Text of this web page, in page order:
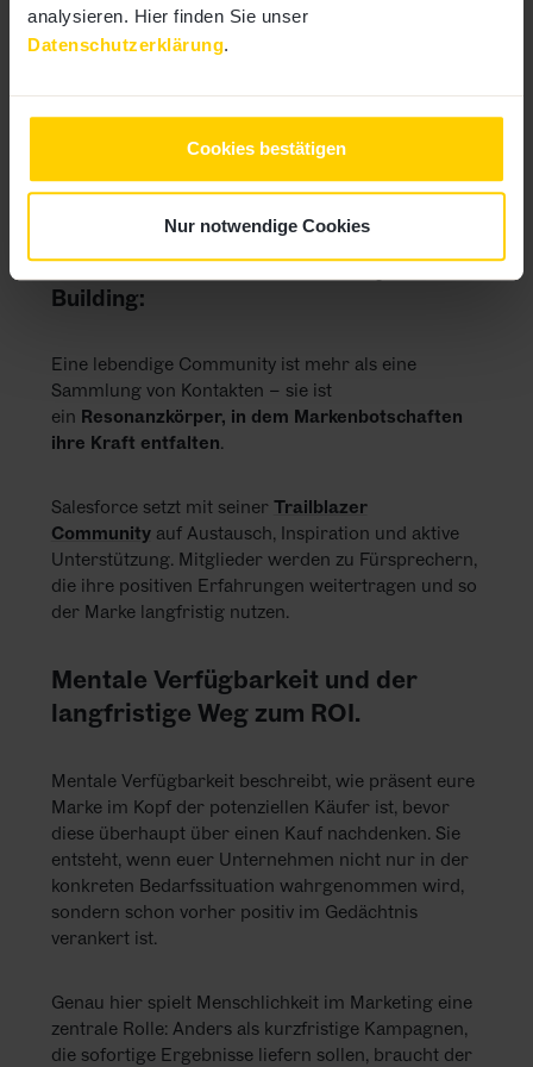
analysieren. Hier finden Sie unser
Datenschutzerklärung.
Cookies bestätigen
Nur notwendige Cookies
Millionen von Impressions und das Image eines
Unternehmens, das die Herausforderungen
seiner Kunden wirklich versteht.
Dieses Beispiel zeigt, dass Marketing, das Empathie
und Fachwissen verbindet, nicht nur eine nette
Zugabe ist, sondern ein echter Wachstumstreiber
für das Unternehmen.
Kundenservice und Community-
Building:
Eine lebendige Community ist mehr als eine
Sammlung von Kontakten – sie ist
ein Resonanzkörper, in dem Markenbotschaften
ihre Kraft entfalten.
Salesforce setzt mit seiner Trailblazer
Community auf Austausch, Inspiration und aktive
Unterstützung. Mitglieder werden zu Fürsprechern,
die ihre positiven Erfahrungen weitertragen und so
der Marke langfristig nutzen.
Mentale Verfügbarkeit und der
langfristige Weg zum ROI.
Mentale Verfügbarkeit beschreibt, wie präsent eure
Marke im Kopf der potenziellen Käufer ist, bevor
diese überhaupt über einen Kauf nachdenken. Sie
entsteht, wenn euer Unternehmen nicht nur in der
konkreten Bedarfssituation wahrgenommen wird,
sondern schon vorher positiv im Gedächtnis
verankert ist.
Genau hier spielt Menschlichkeit im Marketing eine
zentrale Rolle: Anders als kurzfristige Kampagnen,
die sofortige Ergebnisse liefern sollen, braucht der